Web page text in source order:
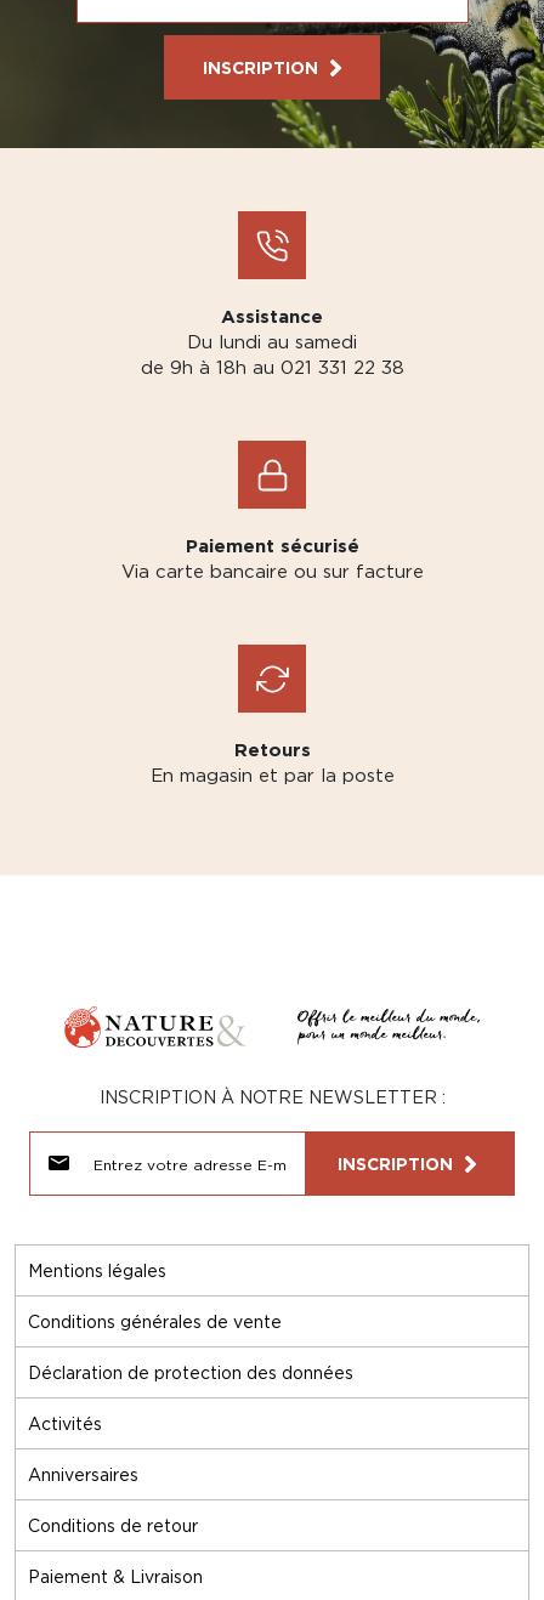
INSCRIPTION
Assistance
Du lundi au samedi
de 9h à 18h au 021 331 22 38
Paiement sécurisé
Via carte bancaire ou sur facture
Retours
En magasin et par la poste
Mentions légales
Conditions générales de vente
Déclaration de protection des données
Activités
Anniversaires
Conditions de retour
Paiement & Livraison
INSCRIPTION À NOTRE NEWSLETTER :
INSCRIPTION